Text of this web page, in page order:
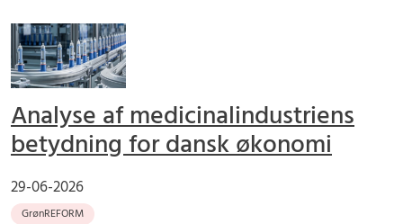
Analyse af medicinalindustriens
betydning for dansk økonomi
29-06-2026
GrønREFORM